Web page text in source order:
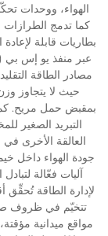
الهواء، ووحدات
كما تدمج الطرازات
بطاريات قابلة
مصادر الطاقة
حيث لا يتجاوز
بمقبض حمل مريح.
التبريد الصغير
العالقة الأخرى
جودة الهواء داخل
آليات فعّالة
لإدارة الطاقة
تتخيّم في ظروف
مواقع ميدانية